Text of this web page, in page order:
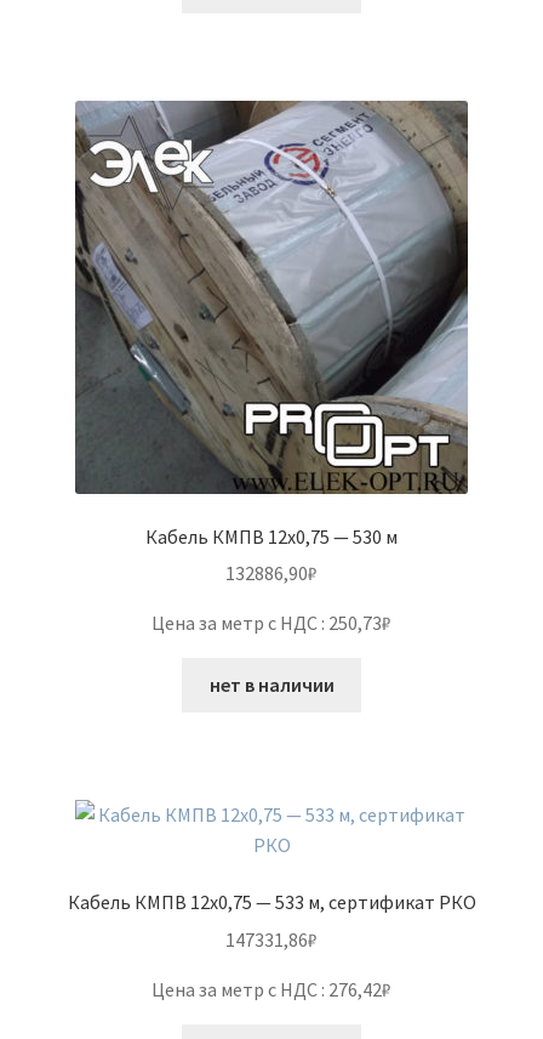
Кабель КМПВ 12х0,75 — 530 м
132886,90₽
Цена за метр с НДС : 250,73₽
нет в наличии
Кабель КМПВ 12х0,75 — 533 м, сертификат РКО
147331,86₽
Цена за метр с НДС : 276,42₽